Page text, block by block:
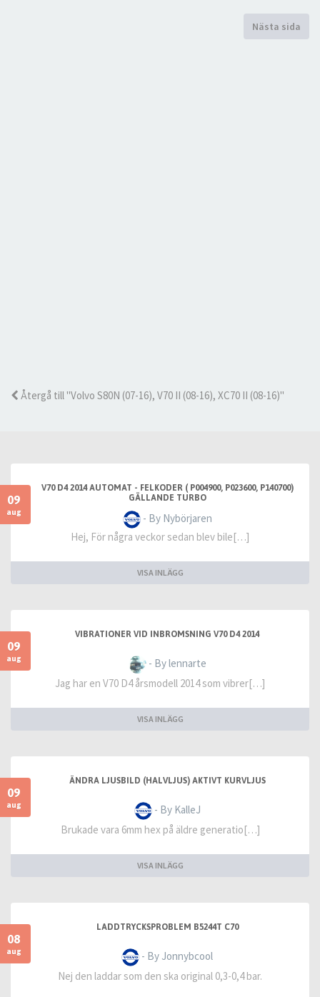
Nästa sida
Återgå till "Volvo S80N (07-16), V70 II (08-16), XC70 II (08-16)"
09
aug
V70 D4 2014 AUTOMAT - FELKODER ( P004900, P023600, P140700)
GÄLLANDE TURBO
- By Nybörjaren
Hej, För några veckor sedan blev bile[…]
VISA INLÄGG
09
aug
VIBRATIONER VID INBROMSNING V70 D4 2014
- By lennarte
Jag har en V70 D4 årsmodell 2014 som vibrer[…]
VISA INLÄGG
09
aug
ÄNDRA LJUSBILD (HALVLJUS) AKTIVT KURVLJUS
- By KalleJ
Brukade vara 6mm hex på äldre generatio[…]
VISA INLÄGG
08
aug
LADDTRYCKSPROBLEM B5244T C70
- By Jonnybcool
Nej den laddar som den ska original 0,3-0,4 bar.